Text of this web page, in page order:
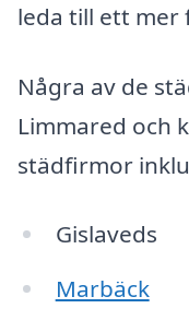
leda till ett mer
Några av de
Limmared och
städfirmor
Gislaveds
Marbäck